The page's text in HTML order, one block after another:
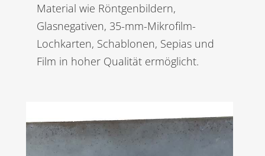
Material wie Röntgenbildern,
Glasnegativen, 35-mm-Mikrofilm-
Lochkarten, Schablonen, Sepias und
Film in hoher Qualität ermöglicht.